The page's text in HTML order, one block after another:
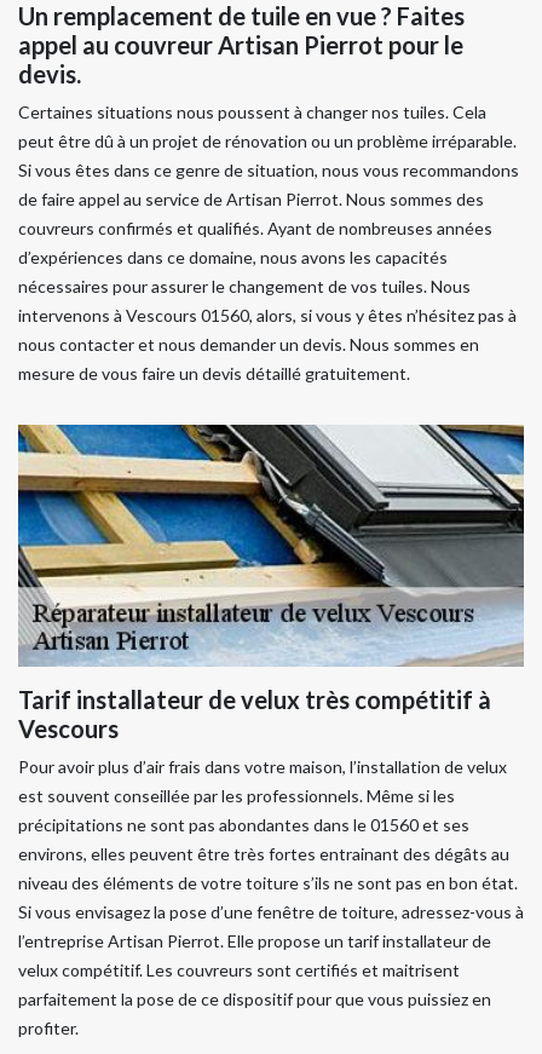
Un remplacement de tuile en vue ? Faites
appel au couvreur Artisan Pierrot pour le
devis.
Certaines situations nous poussent à changer nos tuiles. Cela
peut être dû à un projet de rénovation ou un problème irréparable.
Si vous êtes dans ce genre de situation, nous vous recommandons
de faire appel au service de Artisan Pierrot. Nous sommes des
couvreurs confirmés et qualifiés. Ayant de nombreuses années
d’expériences dans ce domaine, nous avons les capacités
nécessaires pour assurer le changement de vos tuiles. Nous
intervenons à Vescours 01560, alors, si vous y êtes n’hésitez pas à
nous contacter et nous demander un devis. Nous sommes en
mesure de vous faire un devis détaillé gratuitement.
Tarif installateur de velux très compétitif à
Vescours
Pour avoir plus d’air frais dans votre maison, l’installation de velux
est souvent conseillée par les professionnels. Même si les
précipitations ne sont pas abondantes dans le 01560 et ses
environs, elles peuvent être très fortes entrainant des dégâts au
niveau des éléments de votre toiture s’ils ne sont pas en bon état.
Si vous envisagez la pose d’une fenêtre de toiture, adressez-vous à
l’entreprise Artisan Pierrot. Elle propose un tarif installateur de
velux compétitif. Les couvreurs sont certifiés et maitrisent
parfaitement la pose de ce dispositif pour que vous puissiez en
profiter.